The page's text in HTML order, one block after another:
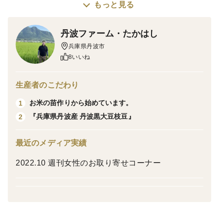
自分たちがこだわって作るおいしいさつまいもで、昔な
モ作り🍠
冬春限定ではありますが、大変ご好評いただきありがた
いばかりです♡
そんな自家製べにはるか使用の石焼き芋屋ですが、今回
小さいサイズをご自宅で簡単に食べていただけるよう販
売することにしました
㊙️今なら丹波ファーム・たかはし流美味しい焼き芋の焼
き方レシピ付きでお届け
もっと見る
丹波ファーム・たかはし
兵庫県丹波市
8いいね
生産者のこだわり
1
お米の苗作りから始めています。
2
『兵庫県丹波産 丹波黒大豆枝豆』
最近のメディア実績
2022.10 週刊女性のお取り寄せコーナー